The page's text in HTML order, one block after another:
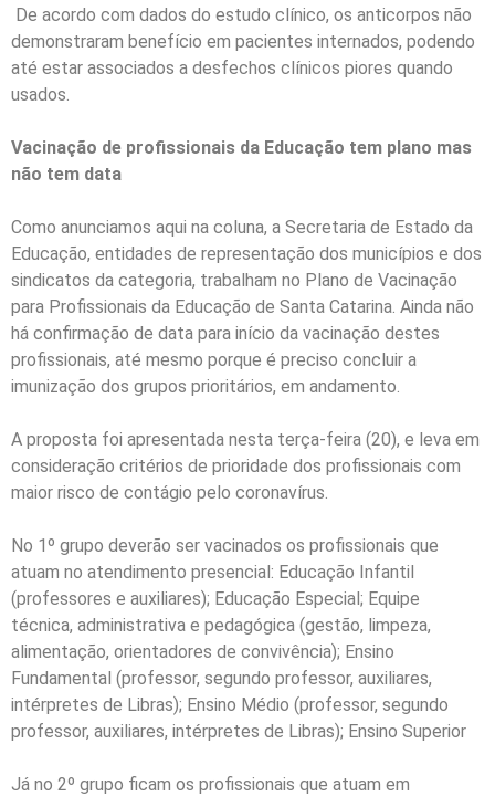
De acordo com dados do estudo clínico, os anticorpos não
demonstraram benefício em pacientes internados, podendo
até estar associados a desfechos clínicos piores quando
usados.
Vacinação de profissionais da Educação tem plano mas
não tem data
Como anunciamos aqui na coluna, a Secretaria de Estado da
Educação, entidades de representação dos municípios e dos
sindicatos da categoria, trabalham no Plano de Vacinação
para Profissionais da Educação de Santa Catarina. Ainda não
há confirmação de data para início da vacinação destes
profissionais, até mesmo porque é preciso concluir a
imunização dos grupos prioritários, em andamento.
A proposta foi apresentada nesta terça-feira (20), e leva em
consideração critérios de prioridade dos profissionais com
maior risco de contágio pelo coronavírus.
No 1º grupo deverão ser vacinados os profissionais que
atuam no atendimento presencial: Educação Infantil
(professores e auxiliares); Educação Especial; Equipe
técnica, administrativa e pedagógica (gestão, limpeza,
alimentação, orientadores de convivência); Ensino
Fundamental (professor, segundo professor, auxiliares,
intérpretes de Libras); Ensino Médio (professor, segundo
professor, auxiliares, intérpretes de Libras); Ensino Superior
Já no 2º grupo ficam os profissionais que atuam em